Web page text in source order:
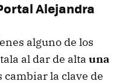
Alejandra
alguno de los
al dar de alta una
cambiar la clave de